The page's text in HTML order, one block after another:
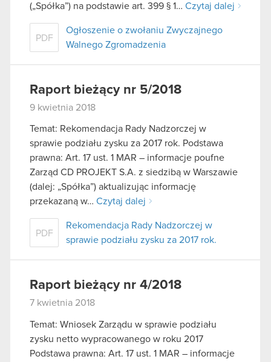
(„Spółka”) na podstawie art. 399 § 1… Czytaj dalej
PDF
Ogłoszenie o zwołaniu Zwyczajnego
Walnego Zgromadzenia
Raport bieżący nr 5/2018
9 kwietnia 2018
Temat: Rekomendacja Rady Nadzorczej w
sprawie podziału zysku za 2017 rok. Podstawa
prawna: Art. 17 ust. 1 MAR – informacje poufne
Zarząd CD PROJEKT S.A. z siedzibą w Warszawie
(dalej: „Spółka”) aktualizując informację
przekazaną w… Czytaj dalej
PDF
Rekomendacja Rady Nadzorczej w
sprawie podziału zysku za 2017 rok.
Raport bieżący nr 4/2018
7 kwietnia 2018
Temat: Wniosek Zarządu w sprawie podziału
zysku netto wypracowanego w roku 2017
Podstawa prawna: Art. 17 ust. 1 MAR – informacje